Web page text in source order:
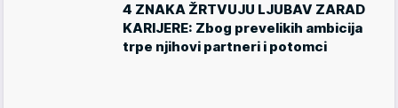
4 ZNAKA ŽRTVUJU LJUBAV ZARAD
KARIJERE: Zbog prevelikih ambicija
trpe njihovi partneri i potomci